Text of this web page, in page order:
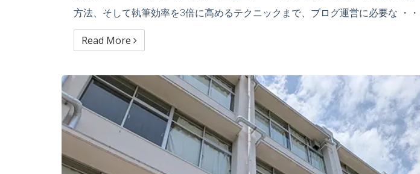
方法、そして執筆効率を3倍に高めるテクニックまで、ブログ運営に必要な ・・
Read More